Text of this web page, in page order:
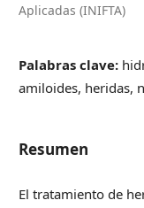
Aplicadas (INIFTA)
Palabras clave:
amiloides, heridas,
Resumen
El tratamiento de